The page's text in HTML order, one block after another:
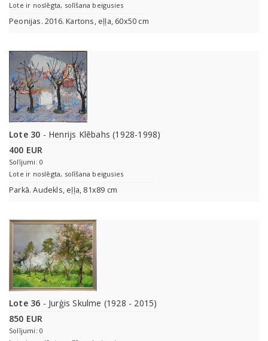
Lote ir noslēgta, solīšana beigusies
Peonijas. 2016. Kartons, eļļa, 60x50 cm
Lote 30 - Henrijs Klēbahs (1928-1998)
400 EUR
Solījumi: 0
Lote ir noslēgta, solīšana beigusies
Parkā. Audekls, eļļa, 81x89 cm
Lote 36 - Jurģis Skulme (1928 - 2015)
850 EUR
Solījumi: 0